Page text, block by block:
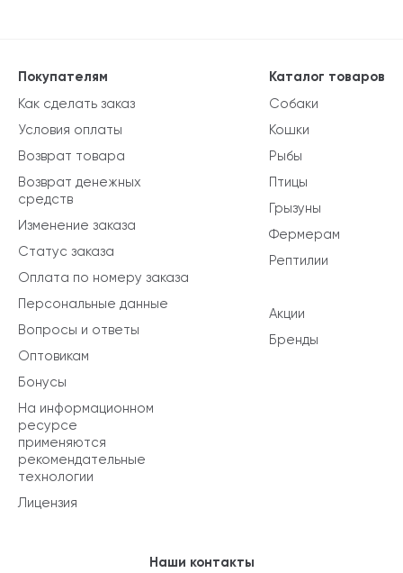
Каталог товаров
Собаки
Кошки
Рыбы
Птицы
Грызуны
Фермерам
Рептилии
Акции
Бренды
Покупателям
Как сделать заказ
Условия оплаты
Возврат товара
Возврат денежных
средств
Изменение заказа
Статус заказа
Оплата по номеру заказа
Персональные данные
Вопросы и ответы
Оптовикам
Бонусы
На информационном
ресурсе
применяются
рекомендательные
технологии
Лицензия
Наши контакты